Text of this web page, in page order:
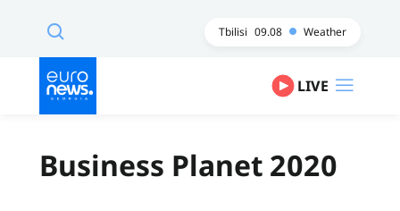
Tbilisi 09.08 Weather
LIVE
Business Planet 2020